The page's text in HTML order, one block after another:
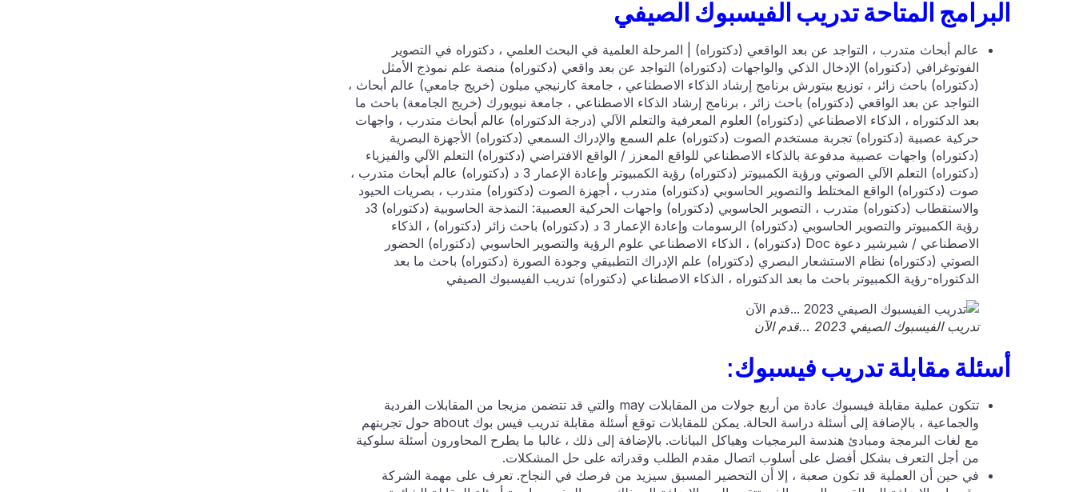
البرامج المتاحة تدريب الفيسبوك الصيفي
عالم أبحاث متدرب ، التواجد عن بعد الواقعي (دكتوراه) | المرحلة العلمية في البحث العلمي ، دكتوراه في التصوير
الفوتوغرافي (دكتوراه) الإدخال الذكي والواجهات (دكتوراه) التواجد عن بعد واقعي (دكتوراه) منصة علم نموذج الأمثل
(دكتوراه) باحث زائر ، توزيع بيتورش برنامج إرشاد الذكاء الاصطناعي ، جامعة كارنيجي ميلون (خريج جامعي) عالم أبحاث ،
التواجد عن بعد الواقعي (دكتوراه) باحث زائر ، برنامج إرشاد الذكاء الاصطناعي ، جامعة نيويورك (خريج الجامعة) باحث ما
بعد الدكتوراه ، الذكاء الاصطناعي (دكتوراه) العلوم المعرفية والتعلم الآلي (درجة الدكتوراه) عالم أبحاث متدرب ، واجهات
حركية عصبية (دكتوراه) تجربة مستخدم الصوت (دكتوراه) علم السمع والإدراك السمعي (دكتوراه) الأجهزة البصرية
(دكتوراه) واجهات عصبية مدفوعة بالذكاء الاصطناعي للواقع المعزز / الواقع الافتراضي (دكتوراه) التعلم الآلي والفيزياء
(دكتوراه) التعلم الآلي الصوتي ورؤية الكمبيوتر (دكتوراه) رؤية الكمبيوتر وإعادة الإعمار 3 د (دكتوراه) عالم أبحاث متدرب ،
صوت (دكتوراه) الواقع المختلط والتصوير الحاسوبي (دكتوراه) متدرب ، أجهزة الصوت (دكتوراه) متدرب ، بصريات الحيود
والاستقطاب (دكتوراه) متدرب ، التصوير الحاسوبي (دكتوراه) واجهات الحركية العصبية: النمذجة الحاسوبية (دكتوراه) 3د
رؤية الكمبيوتر والتصوير الحاسوبي (دكتوراه) الرسومات وإعادة الإعمار 3 د (دكتوراه) باحث زائر (دكتوراه) ، الذكاء
الاصطناعي / شيرشير دعوة Doc (دكتوراه) ، الذكاء الاصطناعي علوم الرؤية والتصوير الحاسوبي (دكتوراه) الحضور
الصوتي (دكتوراه) نظام الاستشعار البصري (دكتوراه) علم الإدراك التطبيقي وجودة الصورة (دكتوراه) باحث ما بعد
الدكتوراه-رؤية الكمبيوتر باحث ما بعد الدكتوراه ، الذكاء الاصطناعي (دكتوراه) تدريب الفيسبوك الصيفي
تدريب الفيسبوك الصيفي 2023 …قدم الآن
أسئلة مقابلة تدريب فيسبوك:
تتكون عملية مقابلة فيسبوك عادة من أربع جولات من المقابلات may والتي قد تتضمن مزيجا من المقابلات الفردية
والجماعية ، بالإضافة إلى أسئلة دراسة الحالة. يمكن للمقابلات توقع أسئلة مقابلة تدريب فيس بوك about حول تجربتهم
مع لغات البرمجة ومبادئ هندسة البرمجيات وهياكل البيانات. بالإضافة إلى ذلك ، غالبا ما يطرح المحاورون أسئلة سلوكية
من أجل التعرف بشكل أفضل على أسلوب اتصال مقدم الطلب وقدراته على حل المشكلات.
في حين أن العملية قد تكون صعبة ، إلا أن التحضير المسبق سيزيد من فرصك في النجاح. تعرف على مهمة الشركة